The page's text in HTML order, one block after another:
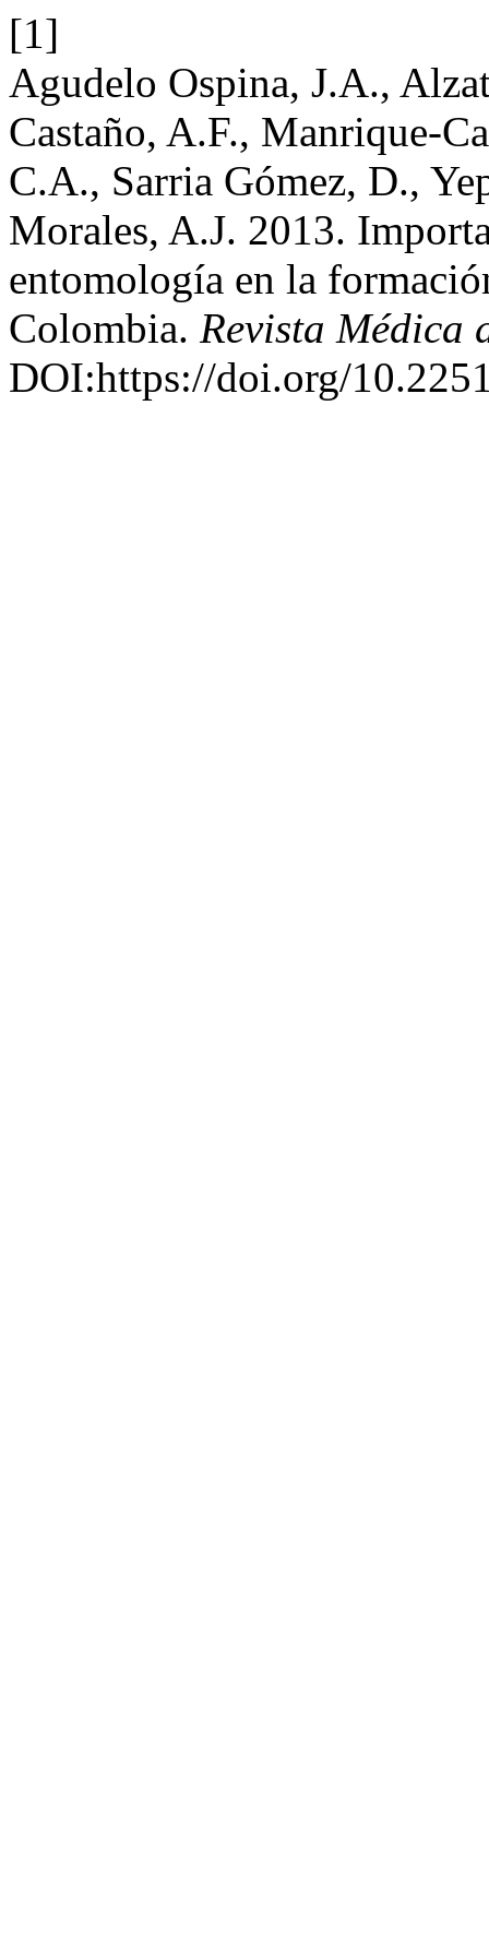
[1]
Agudelo Ospina, J.A.,
Castaño, A.F., Manrique-
C.A., Sarria Gómez, D.,
Morales, A.J. 2013.
entomología en la
Colombia. Revista Médica
DOI:https://doi.org/